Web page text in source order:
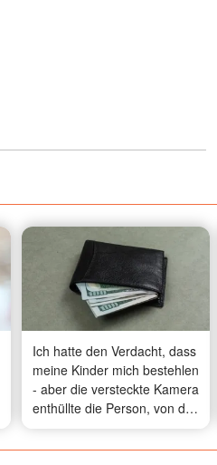
Ich hatte den Verdacht, dass
meine Kinder mich bestehlen
- aber die versteckte Kamera
enthüllte die Person, von der
ich es am wenigsten
erwartet hatte